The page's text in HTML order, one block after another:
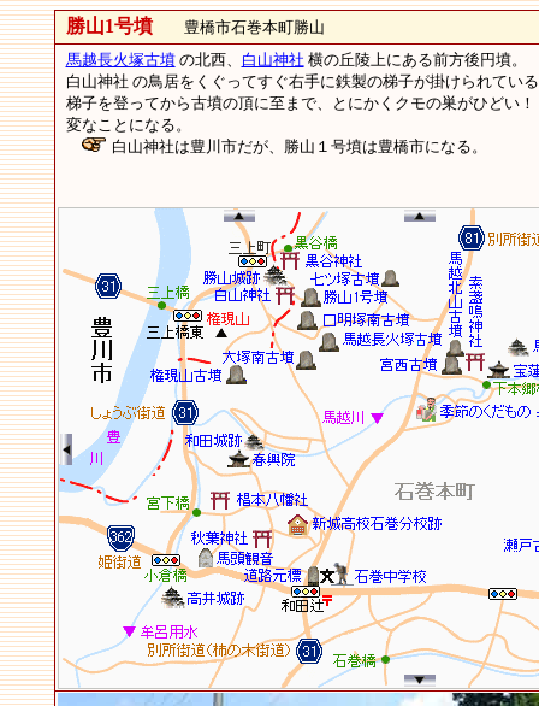
勝山1号墳豊橋市石巻本町勝山
馬越長火塚古墳の北西、 白山神社 横の丘陵上にある前方後円墳。
白山神社 の鳥居をくぐってすぐ右手に鉄製の梯子が掛けられてい
梯子を登ってから古墳の頂に至まで、とにかくクモの巣がひどい
変なことになる。
白山神社は豊川市だが、勝山１号墳は豊橋市になる。